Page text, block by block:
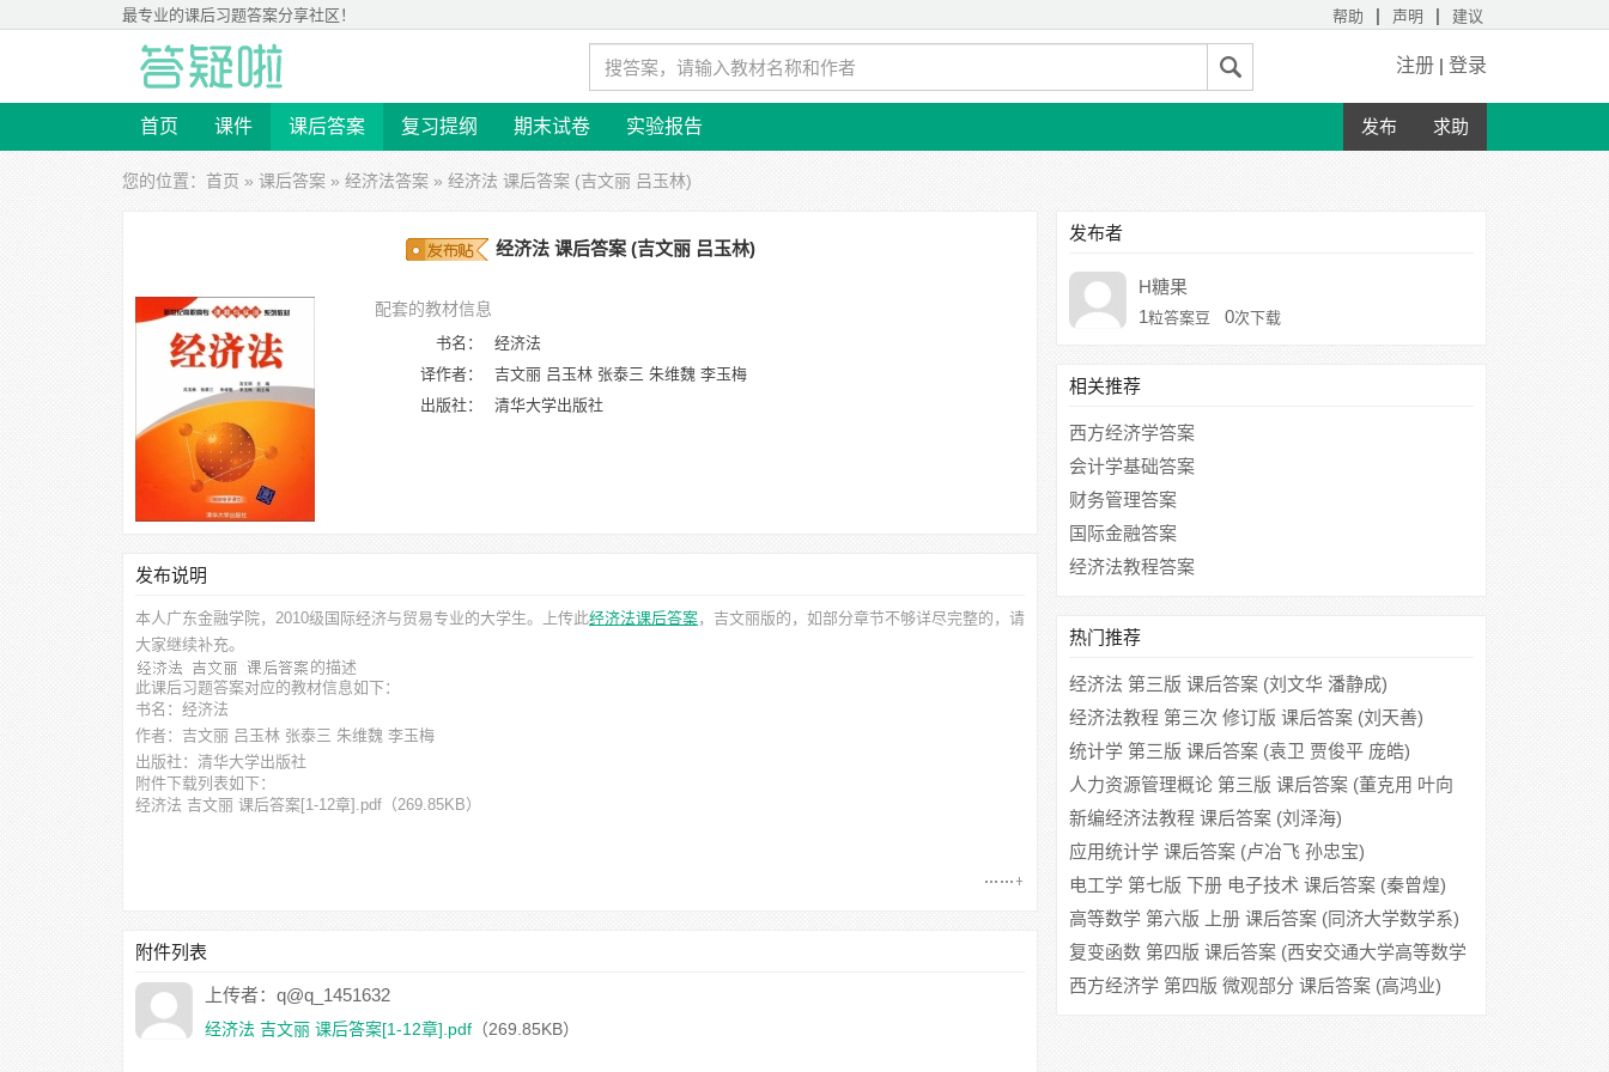
最专业的课后习题答案分享社区！ 帮助 | 声明 | 建议
注册 | 登录
首页 课件 课后答案 复习提纲 期末试卷 实验报告 发布 求助
您的位置： 首页 » 课后答案 » 经济法答案 » 经济法 课后答案 (吉文丽 吕玉林)
经济法 课后答案 (吉文丽 吕玉林)
配套的教材信息
书名：
经济法
译作者：
吉文丽 吕玉林 张泰三 朱维魏 李玉梅
出版社：
清华大学出版社
发布说明
本人广东金融学院，2010级国际经济与贸易专业的大学生。上传此经济法课后答案，吉文丽版的，如部分章节不够详尽完整的，请
大家继续补充。
的描述
此课后习题答案对应的教材信息如下：
书名：经济法
作者：吉文丽 吕玉林 张泰三 朱维魏 李玉梅
出版社：清华大学出版社
附件下载列表如下：
经济法 吉文丽 课后答案[1-12章].pdf （269.85KB）
附件列表
上传者：q@q_1451632
经济法 吉文丽 课后答案[1-12章].pdf （269.85KB）
发布者
H糖果
1粒答案豆 0次下载
相关推荐
西方经济学答案
会计学基础答案
财务管理答案
国际金融答案
经济法教程答案
热门推荐
经济法 第三版 课后答案 (刘文华 潘静成)
经济法教程 第三次 修订版 课后答案 (刘天善)
统计学 第三版 课后答案 (袁卫 贾俊平 庞皓)
人力资源管理概论 第三版 课后答案 (董克用 叶向
峰)
新编经济法教程 课后答案 (刘泽海)
应用统计学 课后答案 (卢冶飞 孙忠宝)
电工学 第七版 下册 电子技术 课后答案 (秦曾煌)
高等数学 第六版 上册 课后答案 (同济大学数学系)
复变函数 第四版 课后答案 (西安交通大学高等数学
教研室)
西方经济学 第四版 微观部分 课后答案 (高鸿业)